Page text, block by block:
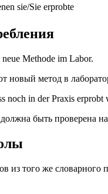
sie/Sie erprobte
neue Methode im Labor.
новый метод в
noch in der Praxis erprobt
быть проверена
из того же